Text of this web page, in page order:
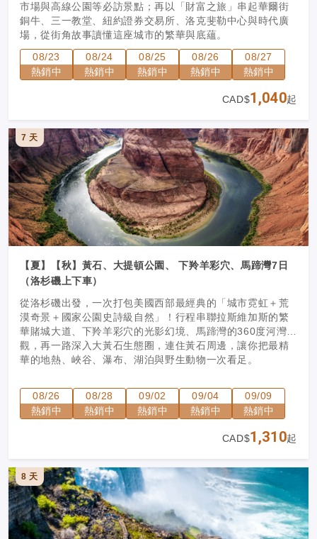
市場與高線公園等必訪景點；再以「財富之旅」串起華爾街
銅牛、三一教堂、紐約證券交易所、洛克斐勒中心與時代廣
場，從街角故事讀懂這座城市的繁華與底蘊。
08/23
熱銷中
08/24
熱銷中
08/25
熱銷中
08/26
熱銷中
08/27
熱銷中
CAD$1,040起
7 天
【夏】【秋】黃石、大提頓公園、 下羚羊彩穴、馬蹄灣7日
（洛杉磯上下車）
從洛杉磯出發，一次打包美國西部最經典的「城市霓虹＋荒
漠奇景＋國家公園史詩級自然」！行程串聯拉斯維加斯的繁
華賭城大道、下羚羊彩穴的光影幻境、馬蹄灣的360度河灣奇
觀，再一路深入大黃石生態圈，連住黃石周邊，讓你把最精
華的地熱、峽谷、瀑布、湖泊與野生動物一次看足。
08/26
熱銷中
08/28
熱銷中
09/02
熱銷中
09/04
熱銷中
09/09
熱銷中
CAD$1,310起
8 天